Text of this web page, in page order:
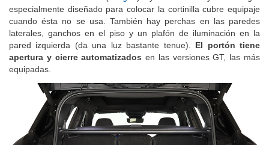
híbridas enchufables (imagen) y donde hay un lugar
especialmente diseñado para colocar la cortinilla cubre equipaje
cuando ésta no se usa. También hay perchas en las paredes
laterales, ganchos en el piso y un plafón de iluminación en la
pared izquierda (da una luz bastante tenue).El portón tiene
apertura y cierre automatizados